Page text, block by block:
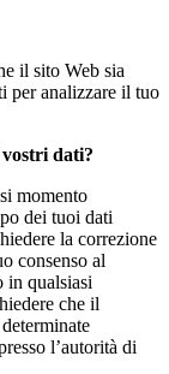
il sito Web sia
per analizzare il tuo
dati?
momento
dei tuoi dati
la correzione
consenso al
in qualsiasi
che il
l’autorità di